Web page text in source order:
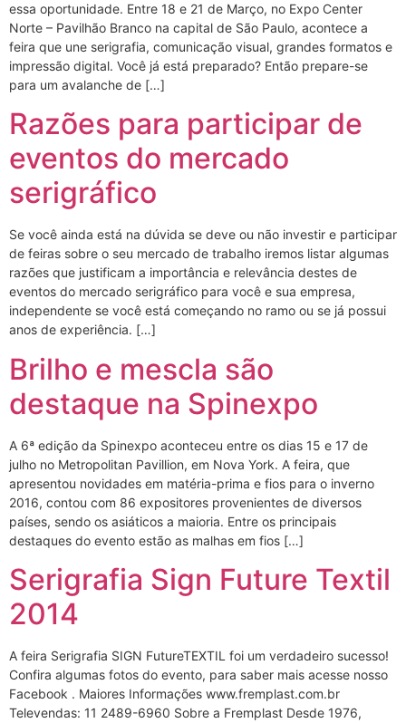
essa oportunidade. Entre 18 e 21 de Março, no Expo Center
Norte – Pavilhão Branco na capital de São Paulo, acontece a
feira que une serigrafia, comunicação visual, grandes formatos e
impressão digital. Você já está preparado? Então prepare-se
para um avalanche de […]
Razões para participar de
eventos do mercado
serigráfico
Se você ainda está na dúvida se deve ou não investir e participar
de feiras sobre o seu mercado de trabalho iremos listar algumas
razões que justificam a importância e relevância destes de
eventos do mercado serigráfico para você e sua empresa,
independente se você está começando no ramo ou se já possui
anos de experiência. […]
Brilho e mescla são
destaque na Spinexpo
A 6ª edição da Spinexpo aconteceu entre os dias 15 e 17 de
julho no Metropolitan Pavillion, em Nova York. A feira, que
apresentou novidades em matéria-prima e fios para o inverno
2016, contou com 86 expositores provenientes de diversos
países, sendo os asiáticos a maioria. Entre os principais
destaques do evento estão as malhas em fios […]
Serigrafia Sign Future Textil
2014
A feira Serigrafia SIGN FutureTEXTIL foi um verdadeiro sucesso!
Confira algumas fotos do evento, para saber mais acesse nosso
Facebook . Maiores Informações www.fremplast.com.br
Televendas: 11 2489-6960 Sobre a Fremplast Desde 1976,